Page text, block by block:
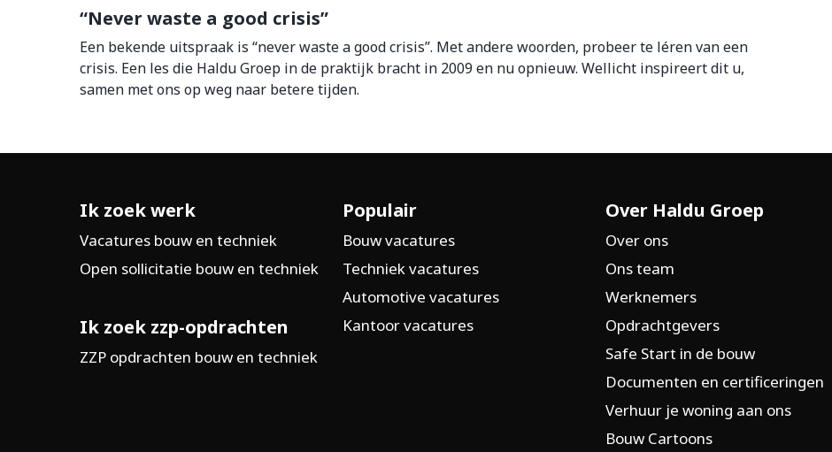
“Never waste a good crisis”
Een bekende uitspraak is “never waste a good crisis”. Met andere woorden, probeer te léren van een
crisis. Een les die Haldu Groep in de praktijk bracht in 2009 en nu opnieuw. Wellicht inspireert dit u,
samen met ons op weg naar betere tijden.
Ik zoek werk
Vacatures bouw en techniek
Open sollicitatie bouw en techniek
Ik zoek zzp-opdrachten
ZZP opdrachten bouw en techniek
Populair
Bouw vacatures
Techniek vacatures
Automotive vacatures
Kantoor vacatures
Over Haldu Groep
Over ons
Ons team
Werknemers
Opdrachtgevers
Safe Start in de bouw
Documenten en certificeringen
Verhuur je woning aan ons
Bouw Cartoons